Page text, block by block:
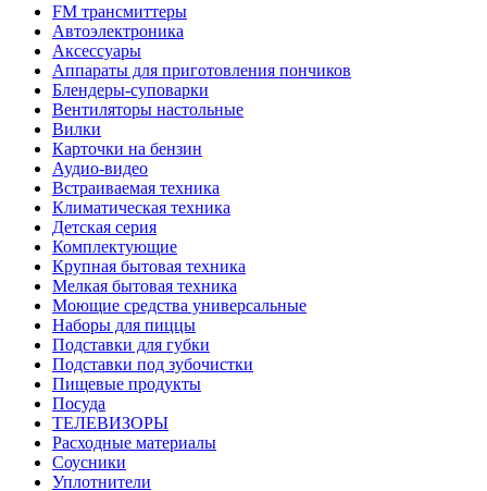
FM трансмиттеры
Автоэлектроника
Аксессуары
Аппараты для приготовления пончиков
Блендеры-суповарки
Вентиляторы настольные
Вилки
Карточки на бензин
Аудио-видео
Встраиваемая техника
Климатическая техника
Детская серия
Комплектующие
Крупная бытовая техника
Мелкая бытовая техника
Моющие средства универсальные
Наборы для пиццы
Подставки для губки
Подставки под зубочистки
Пищевые продукты
Посуда
ТЕЛЕВИЗОРЫ
Расходные материалы
Соусники
Уплотнители